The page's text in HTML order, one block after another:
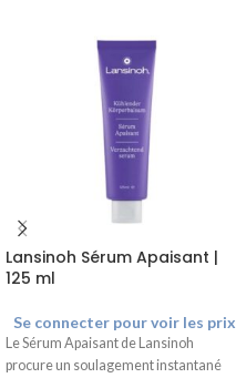
Lansinoh Sérum Apaisant |
125 ml
Se connecter pour voir les prix
Le Sérum Apaisant de Lansinoh
procure un soulagement instantané